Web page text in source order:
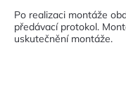
Po realizaci montáže
předávací protokol.
uskutečnění montáže.